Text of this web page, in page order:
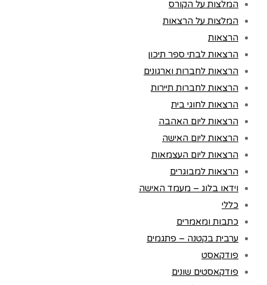
המלצות על הקורס
המלצות על הרצאות
הרצאות
הרצאות לבתי ספר תיכון
הרצאות לחברות וארגונים
הרצאות לחברות תיירות
הרצאות לחוגי בית
הרצאות ליום האהבה
הרצאות ליום האישה
הרצאות ליום העצמאות
הרצאות למבוגרים
וידאו בלוג – מעמד האישה
כללי
כתבות ומאמרים
ערבית בקטנה – פתגמים
פודקאסט
פודקאסטים שונים